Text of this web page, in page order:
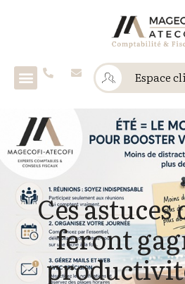
Espace
Ces
feront